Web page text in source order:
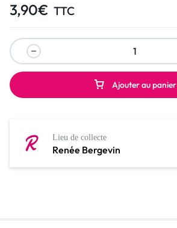
3,90€ TTC
Ajouter au panier
Renée Bergevin
Lieu de collecte